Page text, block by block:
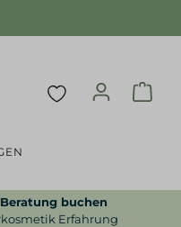
buchen
Erfahrung